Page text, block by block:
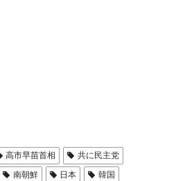
高市早苗首相
共に民主党
南朝鮮 日本 韓国